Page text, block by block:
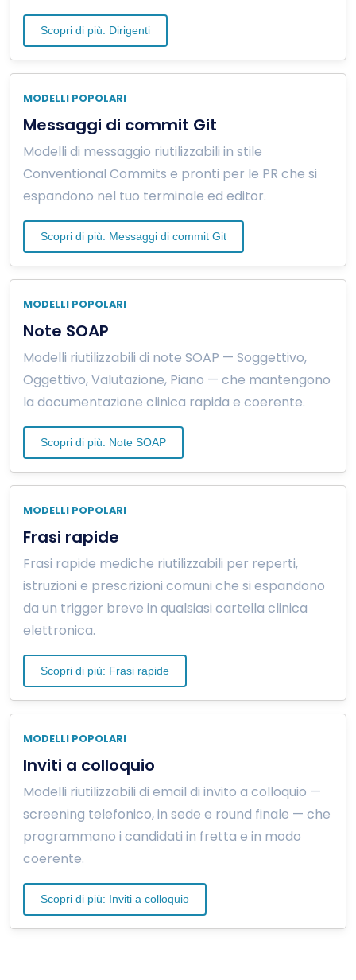
Scopri di più: Dirigenti
MODELLI POPOLARI
Messaggi di commit Git
Modelli di messaggio riutilizzabili in stile
Conventional Commits e pronti per le PR che si
espandono nel tuo terminale ed editor.
Scopri di più: Messaggi di commit Git
MODELLI POPOLARI
Note SOAP
Modelli riutilizzabili di note SOAP — Soggettivo,
Oggettivo, Valutazione, Piano — che mantengono
la documentazione clinica rapida e coerente.
Scopri di più: Note SOAP
MODELLI POPOLARI
Frasi rapide
Frasi rapide mediche riutilizzabili per reperti,
istruzioni e prescrizioni comuni che si espandono
da un trigger breve in qualsiasi cartella clinica
elettronica.
Scopri di più: Frasi rapide
MODELLI POPOLARI
Inviti a colloquio
Modelli riutilizzabili di email di invito a colloquio —
screening telefonico, in sede e round finale — che
programmano i candidati in fretta e in modo
coerente.
Scopri di più: Inviti a colloquio